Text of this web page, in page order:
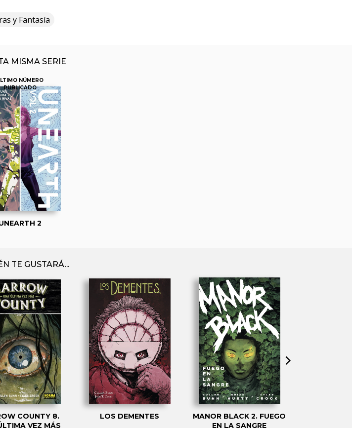
y Fantasía
MISMA SERIE
NÚMERO
PUBLICADO
2
TE GUSTARÁ...
COUNTY 8.
VEZ MÁS
LOS DEMENTES
MANOR BLACK 2. FUEGO
EN LA SANGRE